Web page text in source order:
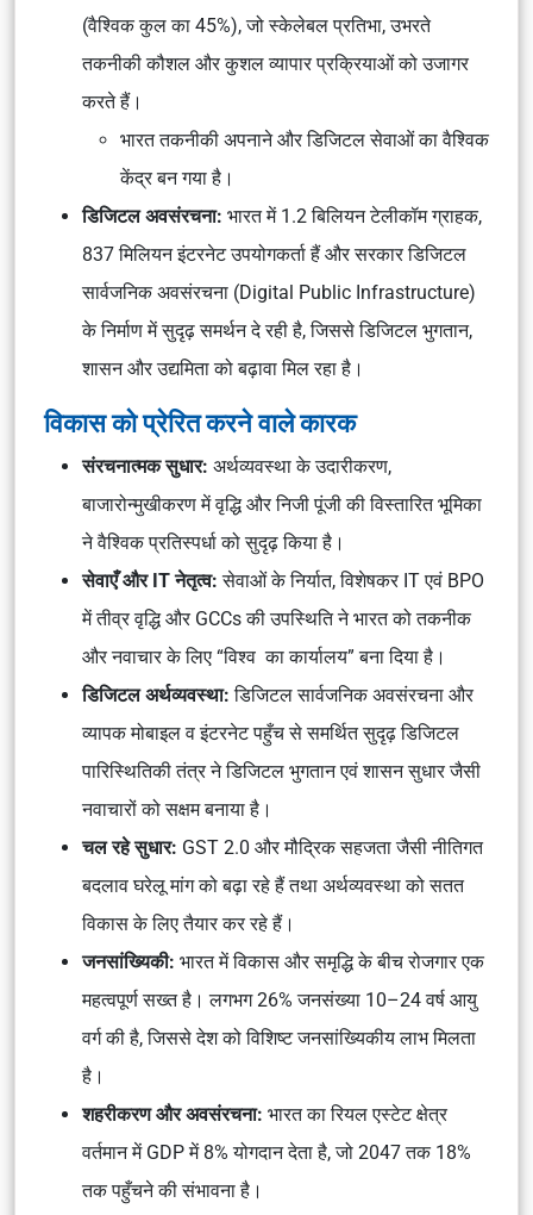
(वैश्विक कुल का 45%), जो स्केलेबल प्रतिभा, उभरते
तकनीकी कौशल और कुशल व्यापार प्रक्रियाओं को उजागर
करते हैं।
भारत तकनीकी अपनाने और डिजिटल सेवाओं का वैश्विक
केंद्र बन गया है।
डिजिटल अवसंरचना: भारत में 1.2 बिलियन टेलीकॉम ग्राहक,
837 मिलियन इंटरनेट उपयोगकर्ता हैं और सरकार डिजिटल
सार्वजनिक अवसंरचना (Digital Public Infrastructure)
के निर्माण में सुदृढ़ समर्थन दे रही है, जिससे डिजिटल भुगतान,
शासन और उद्यमिता को बढ़ावा मिल रहा है।
विकास को प्रेरित करने वाले कारक
संरचनात्मक सुधार: अर्थव्यवस्था के उदारीकरण,
बाजारोन्मुखीकरण में वृद्धि और निजी पूंजी की विस्तारित भूमिका
ने वैश्विक प्रतिस्पर्धा को सुदृढ़ किया है।
सेवाएँ और IT नेतृत्व: सेवाओं के निर्यात, विशेषकर IT एवं BPO
में तीव्र वृद्धि और GCCs की उपस्थिति ने भारत को तकनीक
और नवाचार के लिए “विश्व का कार्यालय” बना दिया है।
डिजिटल अर्थव्यवस्था: डिजिटल सार्वजनिक अवसंरचना और
व्यापक मोबाइल व इंटरनेट पहुँच से समर्थित सुदृढ़ डिजिटल
पारिस्थितिकी तंत्र ने डिजिटल भुगतान एवं शासन सुधार जैसी
नवाचारों को सक्षम बनाया है।
चल रहे सुधार: GST 2.0 और मौद्रिक सहजता जैसी नीतिगत
बदलाव घरेलू मांग को बढ़ा रहे हैं तथा अर्थव्यवस्था को सतत
विकास के लिए तैयार कर रहे हैं।
जनसांख्यिकी: भारत में विकास और समृद्धि के बीच रोजगार एक
महत्वपूर्ण सख्त है। लगभग 26% जनसंख्या 10–24 वर्ष आयु
वर्ग की है, जिससे देश को विशिष्ट जनसांख्यिकीय लाभ मिलता
है।
शहरीकरण और अवसंरचना: भारत का रियल एस्टेट क्षेत्र
वर्तमान में GDP में 8% योगदान देता है, जो 2047 तक 18%
तक पहुँचने की संभावना है।